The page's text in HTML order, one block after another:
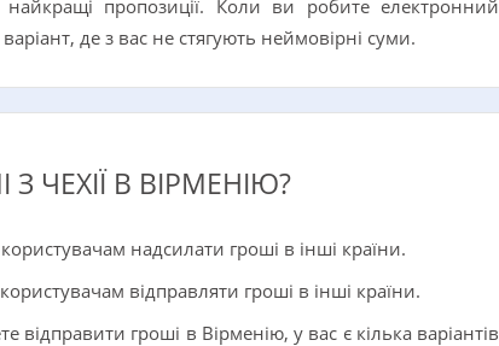
пропозиції. Коли ви робите електронний
де з вас не стягують неймовірні суми.
ЧЕХІЇ В ВІРМЕНІЮ?
надсилати гроші в інші країни.
відправляти гроші в інші країни.
гроші в Вірменію, у вас є кілька варіантів